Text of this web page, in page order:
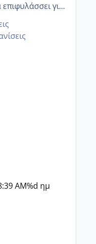
για
όμορφη
@Melikara86
@Zenia z
AM%d ημ